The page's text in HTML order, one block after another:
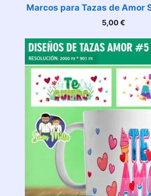
Marcos para Tazas de Amor
5,00€